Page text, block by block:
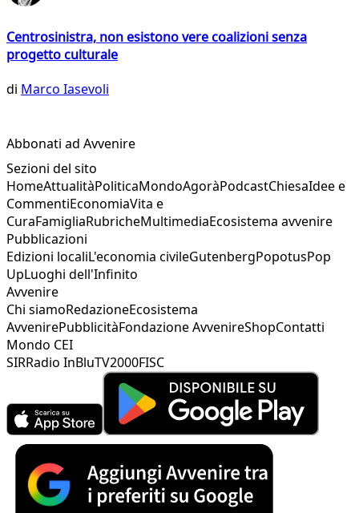
Centrosinistra, non esistono vere coalizioni senza
progetto culturale
di Marco Iasevoli
Abbonati ad Avvenire
Sezioni del sito
HomeAttualitàPoliticaMondoAgoràPodcastChiesaIdee e
CommentiEconomiaVita e
CuraFamigliaRubricheMultimediaEcosistema avvenire
Pubblicazioni
Edizioni localiL'economia civileGutenbergPopotusPop
UpLuoghi dell'Infinito
Avvenire
Chi siamoRedazioneEcosistema
AvvenirePubblicitàFondazione AvvenireShopContatti
Mondo CEI
SIRRadio InBluTV2000FISC